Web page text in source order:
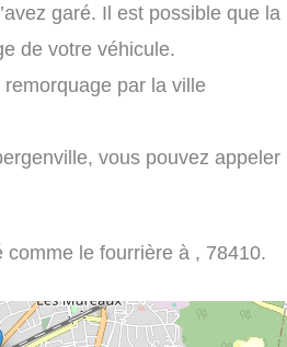
garé. Il est possible que la
de votre véhicule.
par la ville
vous pouvez appeler
le fourrière à , 78410.